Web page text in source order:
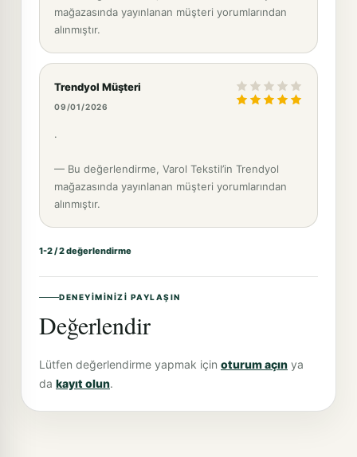
mağazasında yayınlanan müşteri yorumlarından
alınmıştır.
Trendyol Müşteri
09/01/2026
.
— Bu değerlendirme, Varol Tekstil’in Trendyol
mağazasında yayınlanan müşteri yorumlarından
alınmıştır.
1-2 / 2 değerlendirme
DENEYIMINIZI PAYLAŞIN
Değerlendir
Lütfen değerlendirme yapmak için oturum açın ya
da kayıt olun.